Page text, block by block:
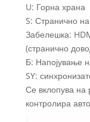
U: Горна храна
S: Странично
Забелешка:
(странично
Б: Напојување
SY:
Се вклопува на
контролира